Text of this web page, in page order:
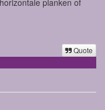
Quote